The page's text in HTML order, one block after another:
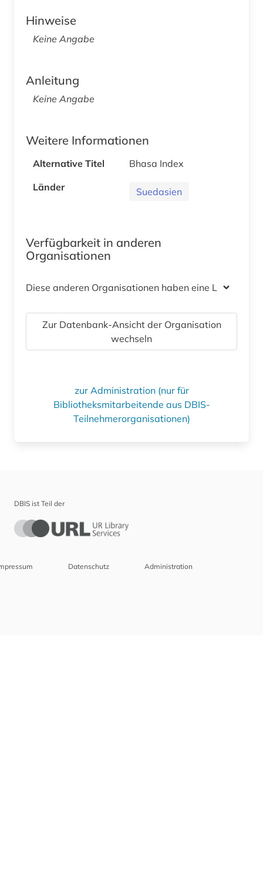
Hinweise
Keine Angabe
Anleitung
Keine Angabe
Weitere Informationen
Alternative Titel
Bhasa Index
Länder
Suedasien
Verfügbarkeit in anderen
Organisationen
Diese anderen Organisationen haben eine Lizenz
Zur Datenbank-Ansicht der Organisation
wechseln
zur Administration (nur für
Bibliotheksmitarbeitende aus DBIS-
Teilnehmerorganisationen)
DBIS ist Teil der
Datenschutz Administration